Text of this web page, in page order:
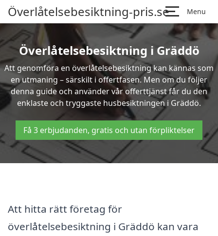
Överlåtelsebesiktning-pris.se Menu
Överlåtelsebesiktning i Gräddö
Att genomföra en överlåtelsebesiktning kan kännas som
en utmaning – särskilt i offertfasen. Men om du följer
denna guide och använder vår offerttjänst får du den
enklaste och tryggaste husbesiktningen i Gräddö.
Få 3 erbjudanden, gratis och utan förpliktelser
Att hitta rätt företag för
överlåtelsebesiktning i Gräddö kan vara